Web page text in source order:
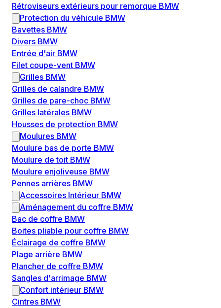
Rétroviseurs extérieurs pour remorque BMW
Protection du véhicule BMW
Bavettes BMW
Divers BMW
Entrée d'air BMW
Filet coupe-vent BMW
Grilles BMW
Grilles de calandre BMW
Grilles de pare-choc BMW
Grilles latérales BMW
Housses de protection BMW
Moulures BMW
Moulure bas de porte BMW
Moulure de toit BMW
Moulure enjoliveuse BMW
Pennes arrières BMW
Accessoires Intérieur BMW
Aménagement du coffre BMW
Bac de coffre BMW
Boites pliable pour coffre BMW
Éclairage de coffre BMW
Plage arrière BMW
Plancher de coffre BMW
Sangles d'arrimage BMW
Confort intérieur BMW
Cintres BMW